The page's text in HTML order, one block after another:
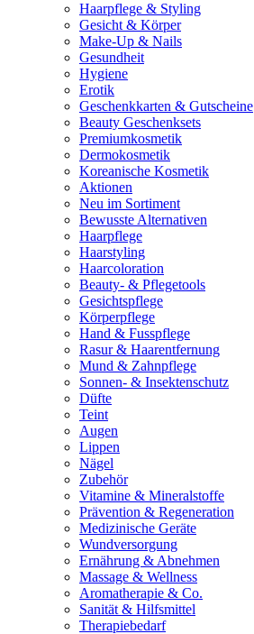
Haarpflege & Styling
Gesicht & Körper
Make-Up & Nails
Gesundheit
Hygiene
Erotik
Geschenkkarten & Gutscheine
Beauty Geschenksets
Premiumkosmetik
Dermokosmetik
Koreanische Kosmetik
Aktionen
Neu im Sortiment
Bewusste Alternativen
Haarpflege
Haarstyling
Haarcoloration
Beauty- & Pflegetools
Gesichtspflege
Körperpflege
Hand & Fusspflege
Rasur & Haarentfernung
Mund & Zahnpflege
Sonnen- & Insektenschutz
Düfte
Teint
Augen
Lippen
Nägel
Zubehör
Vitamine & Mineralstoffe
Prävention & Regeneration
Medizinische Geräte
Wundversorgung
Ernährung & Abnehmen
Massage & Wellness
Aromatherapie & Co.
Sanität & Hilfsmittel
Therapiebedarf